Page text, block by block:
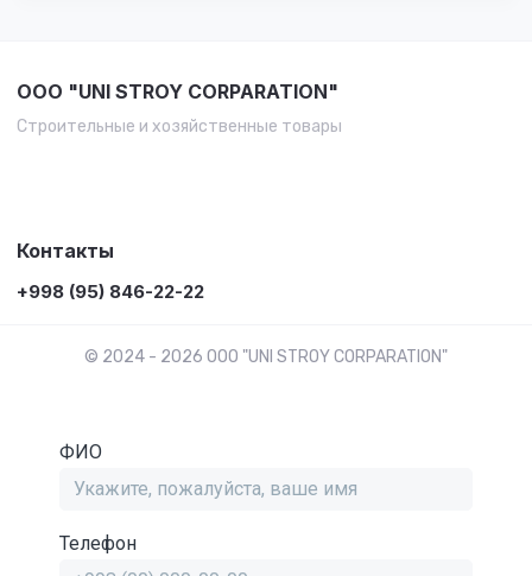
OOO "UNI STROY CORPARATION"
Строительные и хозяйственные товары
Контакты
+998 (95) 846-22-22
© 2024 - 2026 OOO "UNI STROY CORPARATION"